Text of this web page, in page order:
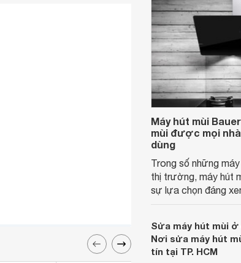
Máy hút mùi
mùi được mọi
dùng
Trong số những
thị trường, máy hút
sự lựa chọn đáng
sau để tìm hiểu kỹ
nhé.
Sửa máy hút mùi ở
Nơi sửa máy hút
tín tại TP. HCM